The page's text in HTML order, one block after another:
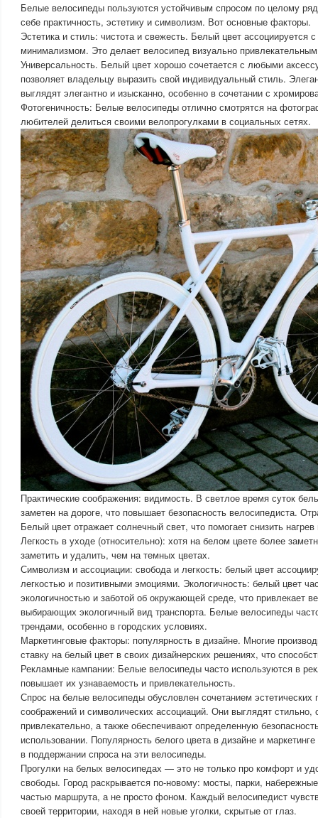
Белые велосипеды пользуются устойчивым спросом по целому
себе практичность, эстетику и символизм. Вот основные факторы.
Эстетика и стиль: чистота и свежесть. Белый цвет ассоциируется
минимализмом. Это делает велосипед визуально
Универсальность. Белый цвет хорошо сочетается с любыми
позволяет владельцу выразить свой индивидуальный стиль.
выглядят элегантно и изысканно, особенно в сочетании с
Фотогеничность: Белые велосипеды отлично смотрятся на
любителей делиться своими велопрогулками в социальных сетях.
Практические соображения: видимость. В светлое время суток
заметен на дороге, что повышает безопасность велосипедиста.
Белый цвет отражает солнечный свет, что помогает снизить
Легкость в уходе (относительно): хотя на белом цвете более
заметить и удалить, чем на темных цветах.
Символизм и ассоциации: свобода и легкость: белый цвет
легкостью и позитивными эмоциями. Экологичность: белый цвет
экологичностью и заботой об окружающей среде, что привлекает
выбирающих экологичный вид транспорта. Белые велосипеды
трендами, особенно в городских условиях.
Маркетинговые факторы: популярность в дизайне. Многие
ставку на белый цвет в своих дизайнерских решениях, что
Рекламные кампании: Белые велосипеды часто используются в
повышает их узнаваемость и привлекательность.
Спрос на белые велосипеды обусловлен сочетанием эстетических
соображений и символических ассоциаций. Они выглядят стильно,
привлекательно, а также обеспечивают определенную
использовании. Популярность белого цвета в дизайне и
в поддержании спроса на эти велосипеды.
Прогулки на белых велосипедах — это не только про комфорт и
свободы. Город раскрывается по-новому: мосты, парки,
частью маршрута, а не просто фоном. Каждый велосипедист
своей территории, находя в ней новые уголки, скрытые от глаз.